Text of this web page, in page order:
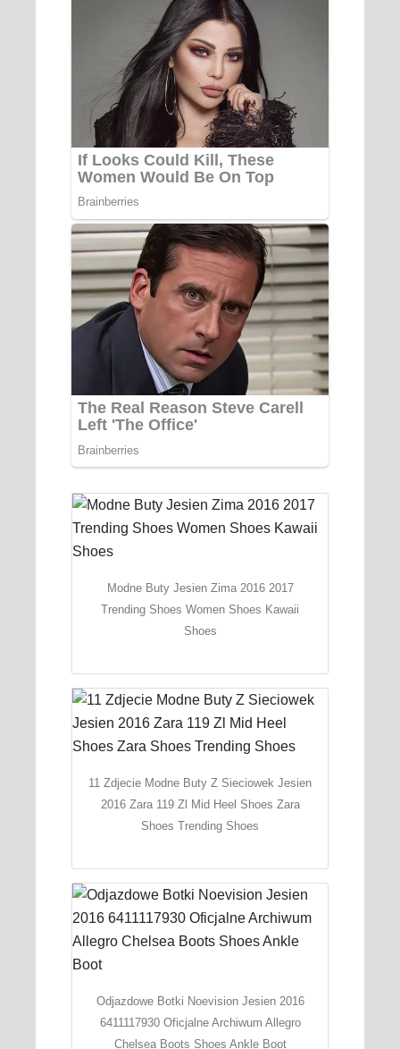
Modne Buty Jesien Zima 2016 2017
Trending Shoes Women Shoes Kawaii
Shoes
11 Zdjecie Modne Buty Z Sieciowek Jesien
2016 Zara 119 Zl Mid Heel Shoes Zara
Shoes Trending Shoes
Odjazdowe Botki Noevision Jesien 2016
6411117930 Oficjalne Archiwum Allegro
Chelsea Boots Shoes Ankle Boot